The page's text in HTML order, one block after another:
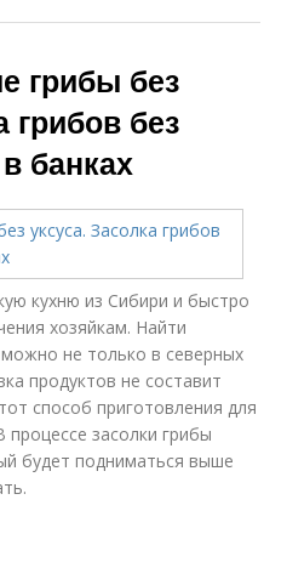
грибы без
грибов без
банках
кухню из Сибири и быстро
хозяйкам. Найти
не только в северных
продуктов не составит
способ приготовления для
засолки грибы
будет подниматься выше